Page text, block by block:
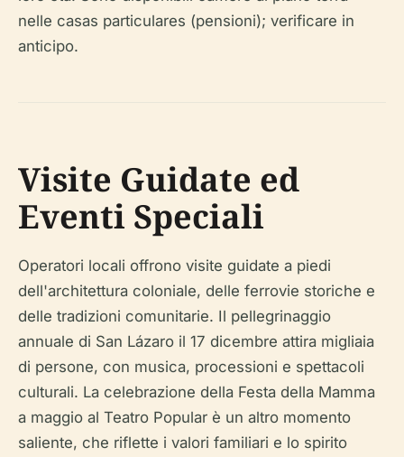
nelle casas particulares (pensioni); verificare in
anticipo.
Visite Guidate ed
Eventi Speciali
Operatori locali offrono visite guidate a piedi
dell'architettura coloniale, delle ferrovie storiche e
delle tradizioni comunitarie. Il pellegrinaggio
annuale di San Lázaro il 17 dicembre attira migliaia
di persone, con musica, processioni e spettacoli
culturali. La celebrazione della Festa della Mamma
a maggio al Teatro Popular è un altro momento
saliente, che riflette i valori familiari e lo spirito